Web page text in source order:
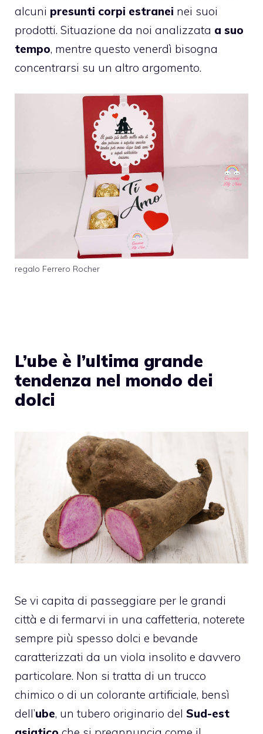
alcuni presunti corpi estranei nei suoi
prodotti. Situazione da noi analizzata a suo
tempo, mentre questo venerdì bisogna
concentrarsi su un altro argomento.
regalo Ferrero Rocher
L’ube è l’ultima grande
tendenza nel mondo dei
dolci
Se vi capita di passeggiare per le grandi
città e di fermarvi in una caffetteria, noterete
sempre più spesso dolci e bevande
caratterizzati da un viola insolito e davvero
particolare. Non si tratta di un trucco
chimico o di un colorante artificiale, bensì
dell’ube, un tubero originario del Sud-est